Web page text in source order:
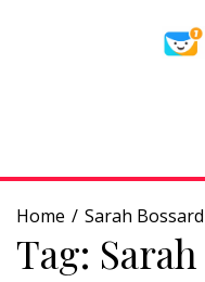
Home Sarah Bossard
Tag: